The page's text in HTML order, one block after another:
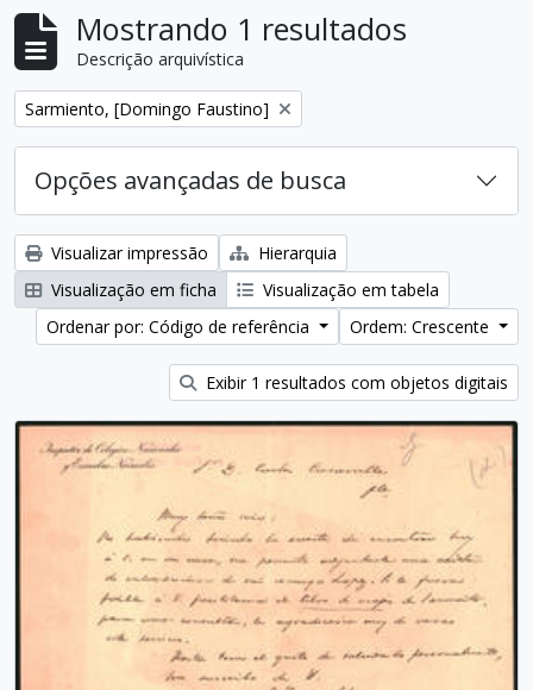
Mostrando 1 resultados
Descrição arquivística
Remover filtro:
Sarmiento, [Domingo Faustino]
Opções avançadas de busca
Visualizar impressão
Hierarquia
Visualização em ficha
Visualização em tabela
Ordenar por: Código de referência
Ordem: Crescente
Exibir 1 resultados com objetos digitais